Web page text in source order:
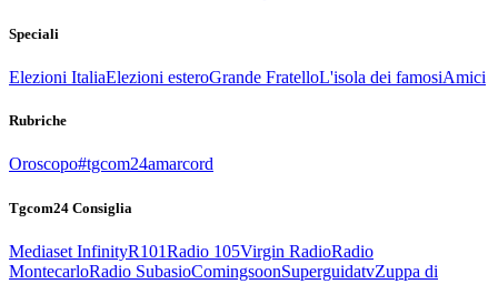
Speciali
Elezioni ItaliaElezioni esteroGrande FratelloL'isola dei famosiAmici
Rubriche
Oroscopo#tgcom24amarcord
Tgcom24 Consiglia
Mediaset InfinityR101Radio 105Virgin RadioRadio
MontecarloRadio SubasioComingsoonSuperguidatvZuppa di